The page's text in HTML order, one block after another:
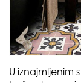
U iznajmljenim